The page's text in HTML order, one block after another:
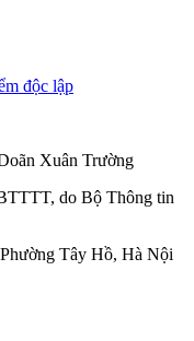
độc lập
Xuân Trường
do Bộ Thông tin
Tây Hồ, Hà Nội